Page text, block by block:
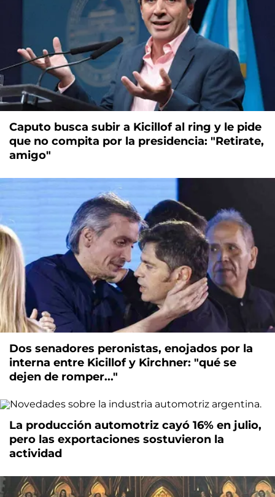
Caputo busca subir a Kicillof al ring y le pide
que no compita por la presidencia: "Retirate,
amigo"
Dos senadores peronistas, enojados por la
interna entre Kicillof y Kirchner: "qué se
dejen de romper..."
La producción automotriz cayó 16% en julio,
pero las exportaciones sostuvieron la
actividad